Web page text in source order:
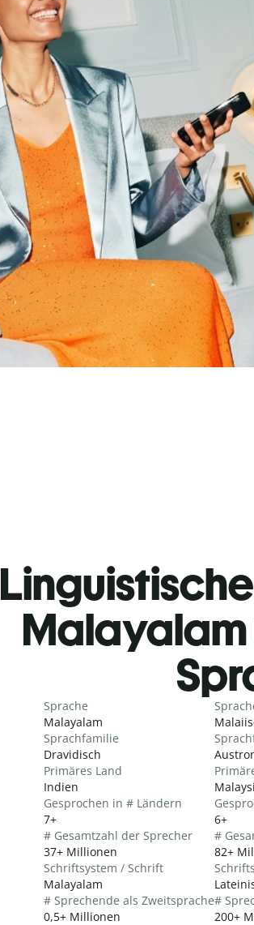
Malayalam
Sprache
Malayalam
Sprachfamilie
Dravidisch
Primäres Land
Indien
Gesprochen in # Ländern
7+
# Gesamtzahl der Sprecher
37+ Millionen
Schriftsystem / Schrift
Malayalam
# Sprechende als Zweitsprache
0,5+ Millionen
6+
#
82+
#
200+